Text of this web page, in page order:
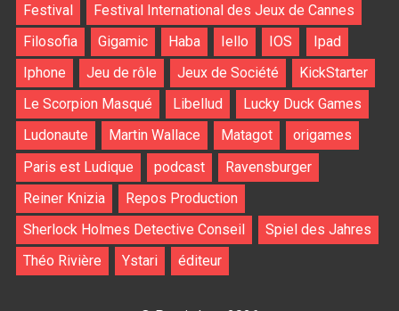
Festival
Festival International des Jeux de Cannes
Filosofia
Gigamic Haba Iello IOS
Ipad
Iphone
Jeu de rôle Jeux de Société
KickStarter
Le Scorpion Masqué
Libellud
Lucky Duck Games
Ludonaute
Martin Wallace Matagot
origames
Paris est Ludique
podcast
Ravensburger
Reiner Knizia
Repos Production
Sherlock Holmes Detective Conseil
Spiel des Jahres
Théo Rivière
Ystari éditeur